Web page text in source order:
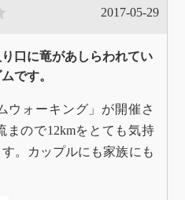
2017-05-29
口に竜があしらわれてい
です。
ウォーキング」が開催さ
まので12kmをとても気持
。カップルにも家族にも